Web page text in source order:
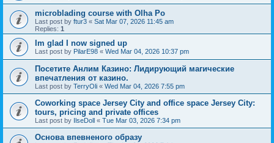
microblading course with Olha Po
Last post by ftur3 « Sat Mar 07, 2026 11:45 am
Replies: 1
Im glad I now signed up
Last post by PilarE98 « Wed Mar 04, 2026 10:37 pm
Посетите Анлим Казино: Лидирующий магические
впечатления от казино.
Last post by TerryOli « Wed Mar 04, 2026 7:55 pm
Coworking space Jersey City and office space Jersey City:
tours, pricing and private offices
Last post by IlseDoll « Tue Mar 03, 2026 7:34 pm
Основа впевненого образу